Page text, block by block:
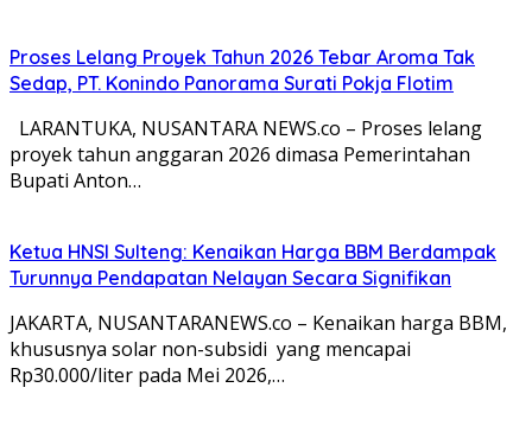
Proses Lelang Proyek Tahun 2026 Tebar Aroma Tak
Sedap, PT. Konindo Panorama Surati Pokja Flotim
LARANTUKA, NUSANTARA NEWS.co – Proses lelang
proyek tahun anggaran 2026 dimasa Pemerintahan
Bupati Anton…
Ketua HNSI Sulteng: Kenaikan Harga BBM Berdampak
Turunnya Pendapatan Nelayan Secara Signifikan
JAKARTA, NUSANTARANEWS.co – Kenaikan harga BBM,
khususnya solar non-subsidi yang mencapai
Rp30.000/liter pada Mei 2026,…